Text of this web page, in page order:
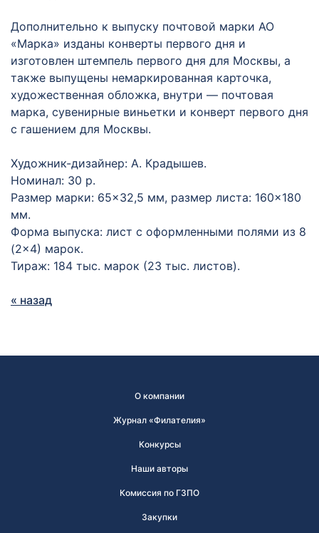
Дополнительно к выпуску почтовой марки АО
«Марка» изданы конверты первого дня и
изготовлен штемпель первого дня для Москвы, а
также выпущены немаркированная карточка,
художественная обложка, внутри — почтовая
марка, сувенирные виньетки и конверт первого дня
с гашением для Москвы.
Художник-дизайнер: А. Крадышев.
Номинал: 30 р.
Размер марки: 65×32,5 мм, размер листа: 160×180
мм.
Форма выпуска: лист с оформленными полями из 8
(2×4) марок.
Тираж: 184 тыс. марок (23 тыс. листов).
« назад
О компании
Журнал «Филателия»
Конкурсы
Наши авторы
Комиссия по ГЗПО
Закупки